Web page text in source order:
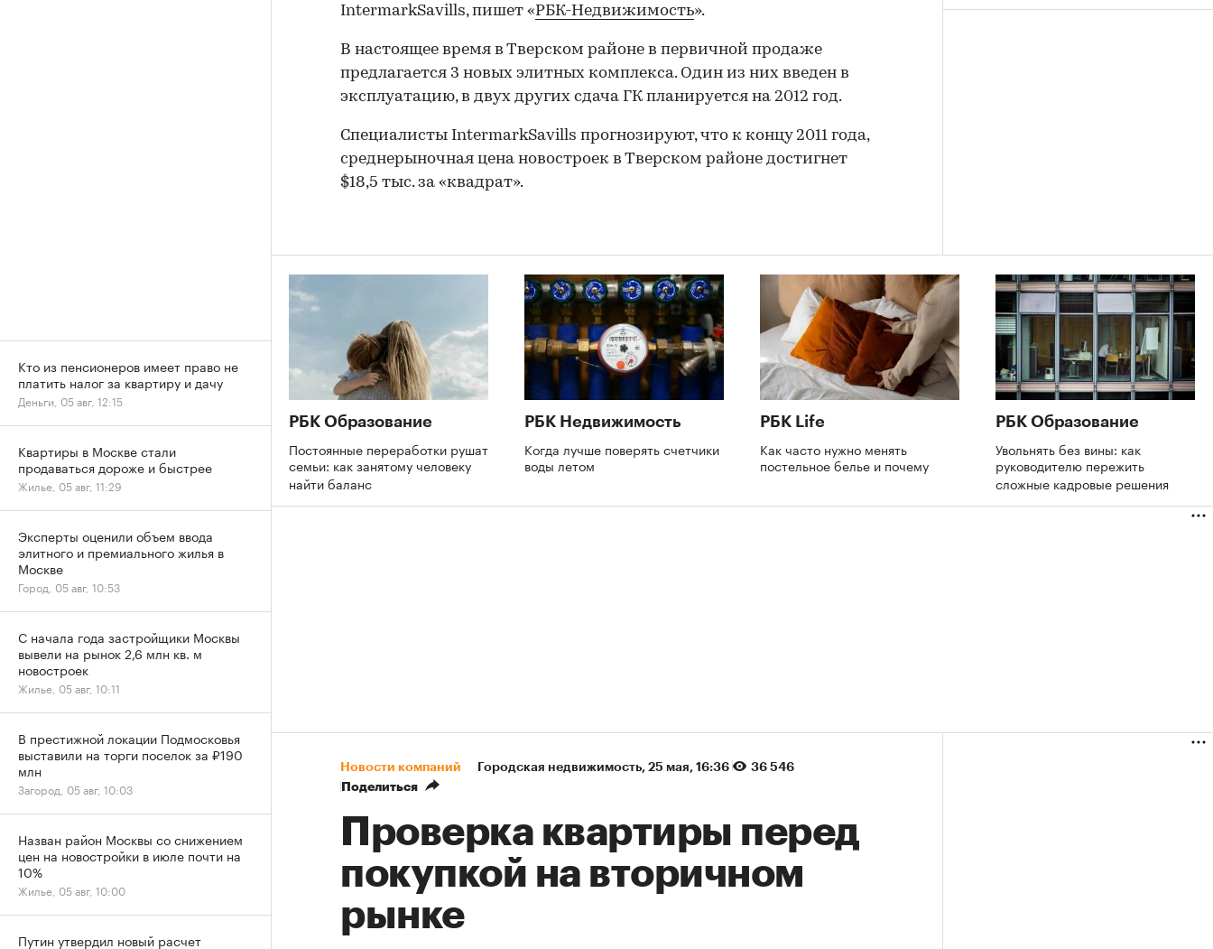
IntermarkSavills, пишет «РБК-Недвижимость».
В настоящее время в Тверском районе в первичной продаже
предлагается 3 новых элитных комплекса. Один из них введен в
эксплуатацию, в двух других сдача ГК планируется на 2012 год.
Специалисты IntermarkSavills прогнозируют, что к концу 2011 года,
среднерыночная цена новостроек в Тверском районе достигнет
$18,5 тыс. за «квадрат».
РБК Образование
Постоянные переработки рушат
семьи: как занятому человеку
найти баланс
РБК Недвижимость
Когда лучше поверять счетчики
воды летом
РБК Life
Как часто нужно менять
постельное белье и почему
РБК Образование
Увольнять без вины: как
руководителю пережить
сложные кадровые решения
Новости компаний Городская недвижимость⁠, 25 мая, 16:36
36 546
Поделиться
Проверка квартиры перед
покупкой на вторичном
рынке
Кто из пенсионеров имеет право не
платить налог за квартиру и дачу
Деньги, 05 авг, 12:15
Квартиры в Москве стали
продаваться дороже и быстрее
Жилье, 05 авг, 11:29
Эксперты оценили объем ввода
элитного и премиального жилья в
Москве
Город, 05 авг, 10:53
С начала года застройщики Москвы
вывели на рынок 2,6 млн кв. м
новостроек
Жилье, 05 авг, 10:11
В престижной локации Подмосковья
выставили на торги поселок за ₽190
млн
Загород, 05 авг, 10:03
Назван район Москвы со снижением
цен на новостройки в июле почти на
10%
Жилье, 05 авг, 10:00
Путин утвердил новый расчет